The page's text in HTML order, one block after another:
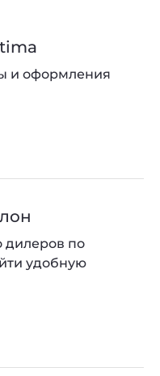
и оформления
дилеров по
удобную